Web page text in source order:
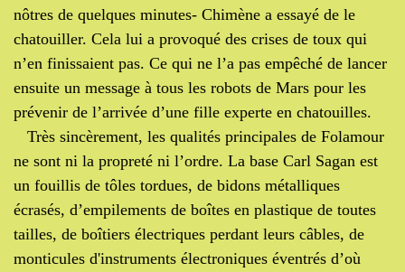
nôtres de quelques minutes- Chimène a essayé de le
chatouiller. Cela lui a provoqué des crises de toux qui
n’en finissaient pas. Ce qui ne l’a pas empêché de lancer
ensuite un message à tous les robots de Mars pour les
prévenir de l’arrivée d’une fille experte en chatouilles.
Très sincèrement, les qualités principales de Folamour
ne sont ni la propreté ni l’ordre. La base Carl Sagan est
un fouillis de tôles tordues, de bidons métalliques
écrasés, d’empilements de boîtes en plastique de toutes
tailles, de boîtiers électriques perdant leurs câbles, de
monticules d'instruments électroniques éventrés d’où